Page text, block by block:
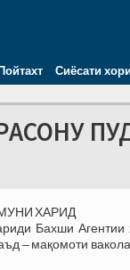
Сиёсати
ХАРИД
Бахши
– мақомоти